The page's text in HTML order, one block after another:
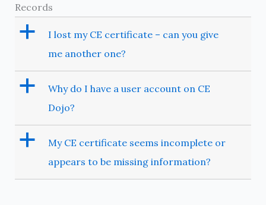
Records
a
I lost my CE certificate – can you give
me another one?
a
Why do I have a user account on CE
Dojo?
a
My CE certificate seems incomplete or
appears to be missing information?